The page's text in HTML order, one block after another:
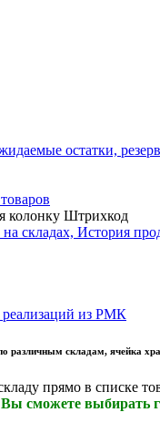
остатки,
колонку Штрихкод
складах, История
реализаций из РМК
различным складам, ячейка
прямо в списке
сможете выбирать